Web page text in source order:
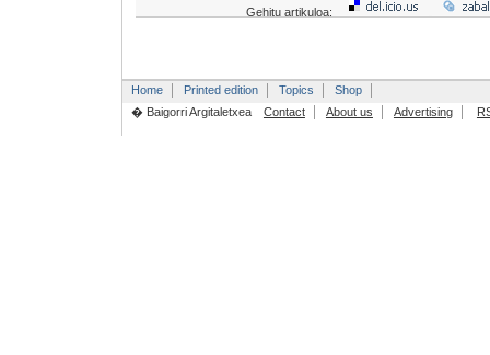
Gehitu artikuloa:
Home Printed edition Topics
Shop
� Baigorri Argitaletxea
Contact About us Advertising